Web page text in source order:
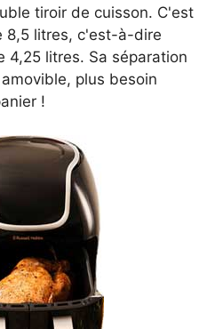
tiroir de cuisson. C'est
8,5 litres, c'est-à-dire
4,25 litres. Sa séparation
plus besoin
!